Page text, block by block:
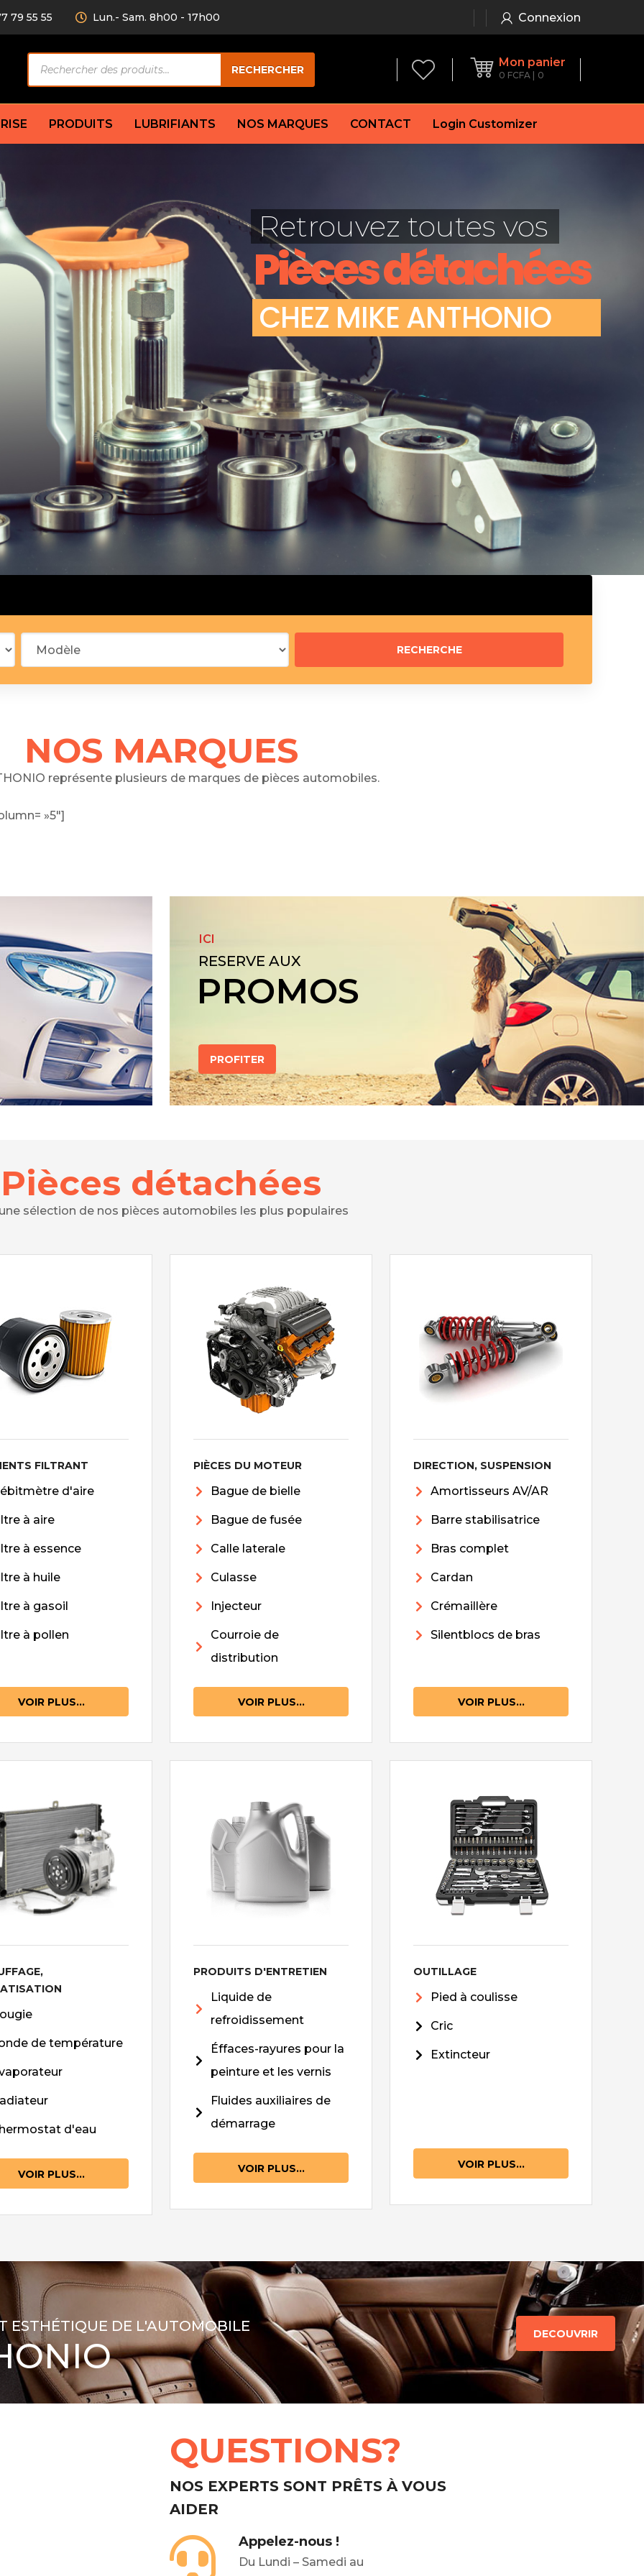
79 55 55 Lun.- Sam. 8h00 - 17h00 Connexion
de
produits
RECHERCHER
Mon panier
0 FCFA 0
AV/AR
amortisseur
Compresseur
Condenseur
Électrovanne
Évaporateur
Mano
Thermostat d’eau
Sonde de température
Garniture
Flexible de frein
Huile de frein
Mâchoires de frein
Jeu de plaquettes de frein
Démarreur
Feu arrière
principal
fusée
distribution
Débitmètre d’aire
Filtre à aire
Filtre à essence
Filtre à huile
Filtre à gasoil
Silencieux arrière
Silencieux central
Butée élastique de silencieux
Raccord de tuyau d’échappement
PRODUITS LUBRIFIANTS NOS MARQUES CONTACT Login Customizer
Pièces détachées
CHEZ MIKEANTHONIO
Retrouvez toutes vos
NOS MARQUES
représente plusieurs de marques de pièces automobiles.
»5″]
ICI
RESERVE AUX
PROMOS
PROFITER
Pièces détachées
sélection de nos pièces automobiles les plus populaires
FILTRANT
d'aire
à aire
à essence
à huile
à gasoil
à pollen
VOIR PLUS...
PIÈCES DU MOTEUR
Bague de bielle
Bague de fusée
Calle laterale
Culasse
Injecteur
Courroie de
distribution
VOIR PLUS...
DIRECTION, SUSPENSION
Amortisseurs AV/AR
Barre stabilisatrice
Bras complet
Cardan
Crémaillère
Silentblocs de bras
VOIR PLUS...
de température
d'eau
VOIR PLUS...
PRODUITS D'ENTRETIEN
Liquide de
refroidissement
Éffaces-rayures pour la
peinture et les vernis
Fluides auxiliaires de
démarrage
VOIR PLUS...
OUTILLAGE
Pied à coulisse
Cric
Extincteur
VOIR PLUS...
ESTHÉTIQUE DE L'AUTOMOBILE DECOUVRIR
QUESTIONS?
NOS EXPERTS SONT PRÊTS À VOUS
AIDER
Appelez-nous !
Du Lundi – Samedi au